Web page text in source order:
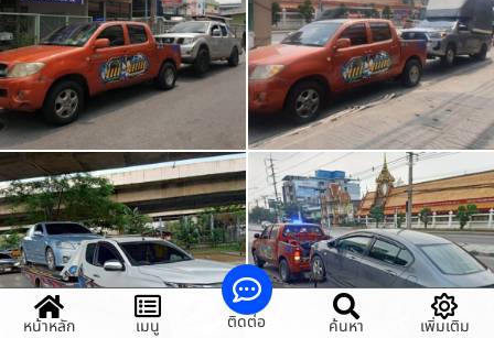
หน้าหลัก เมนู ติดต่อ ค้นหา เพิ่มเติม